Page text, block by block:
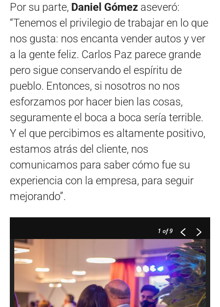
Por su parte, Daniel Gómez aseveró:
“Tenemos el privilegio de trabajar en lo que
nos gusta: nos encanta vender autos y ver
a la gente feliz. Carlos Paz parece grande
pero sigue conservando el espíritu de
pueblo. Entonces, si nosotros no nos
esforzamos por hacer bien las cosas,
seguramente el boca a boca sería terrible.
Y el que percibimos es altamente positivo,
estamos atrás del cliente, nos
comunicamos para saber cómo fue su
experiencia con la empresa, para seguir
mejorando”.
1 of 9